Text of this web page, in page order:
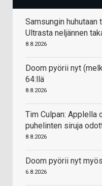
Samsungin huhutaan
Ultrasta neljännen
8.8.2026
Doom pyörii nyt
64:llä
8.8.2026
Tim Culpan: Applella
puhelinten siruja
8.8.2026
Doom pyörii nyt
6.8.2026